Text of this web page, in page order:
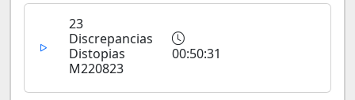
23
Discrepancias
Distopias
M220823
00:50:31